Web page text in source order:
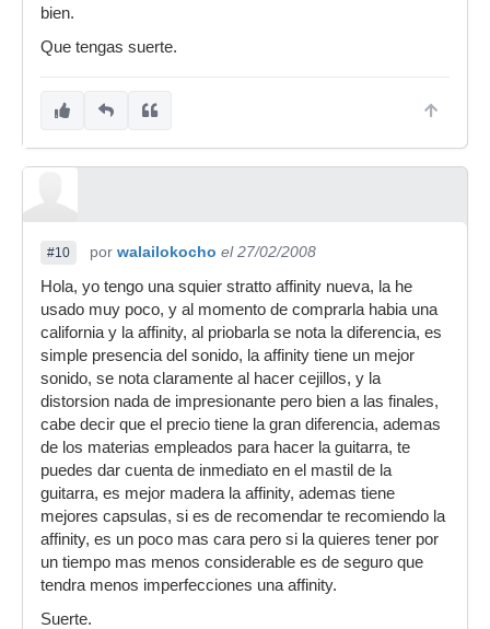
bien.
Que tengas suerte.
#10 por walailokocho el 27/02/2008
Hola, yo tengo una squier stratto affinity nueva, la he
usado muy poco, y al momento de comprarla habia una
california y la affinity, al priobarla se nota la diferencia, es
simple presencia del sonido, la affinity tiene un mejor
sonido, se nota claramente al hacer cejillos, y la
distorsion nada de impresionante pero bien a las finales,
cabe decir que el precio tiene la gran diferencia, ademas
de los materias empleados para hacer la guitarra, te
puedes dar cuenta de inmediato en el mastil de la
guitarra, es mejor madera la affinity, ademas tiene
mejores capsulas, si es de recomendar te recomiendo la
affinity, es un poco mas cara pero si la quieres tener por
un tiempo mas menos considerable es de seguro que
tendra menos imperfecciones una affinity.
Suerte.